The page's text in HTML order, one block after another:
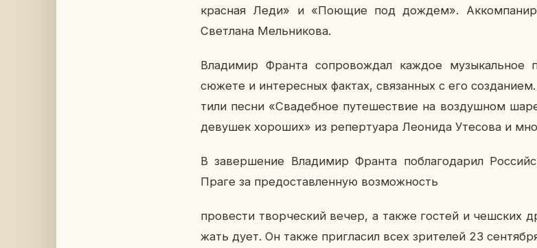
крас­ная Леди» и «Поющие под дождем».
Свет­ла­на Мель­ни­ко­ва.
Вла­ди­мир Франта со­про­вож­дал каждое му­зы­каль­ное
сюжете и ин­те­рес­ных фактах, свя­зан­ных с его
ти­ли песни «Сва­деб­ное пу­те­ше­ствие на воз­душ­ном
де­ву­шек хо­ро­ших» из ре­пер­ту­а­ра Лео­ни­да Уте­со­ва и
В за­вер­ше­ние Вла­ди­мир Франта по­бла­го­да­рил
Праге за предо­став­лен­ную воз­мож­ность
про­ве­сти твор­че­ский вечер, а также гостей и чеш­ских
жать дует. Он также при­гла­сил всех зри­те­лей 23